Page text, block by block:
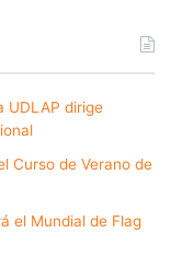
UDLAP dirige
Curso de Verano de
el Mundial de Flag